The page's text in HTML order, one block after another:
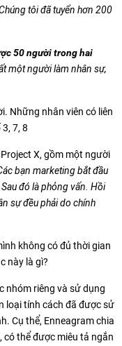
tôi đã tuyển hơn 200
50 người trong hai
một người làm nhân sự,
Những nhân viên có liên
7, 8
X, gồm một người
bạn marketing bắt đầu
đó là phỏng vấn. Hồi
sự đều phải do chính
không có đủ thời gian
này là gì?
nhóm riêng và sử dụng
loại tính cách đã được sử
Cụ thể, Enneagram chia
thể được miêu tả ngắn